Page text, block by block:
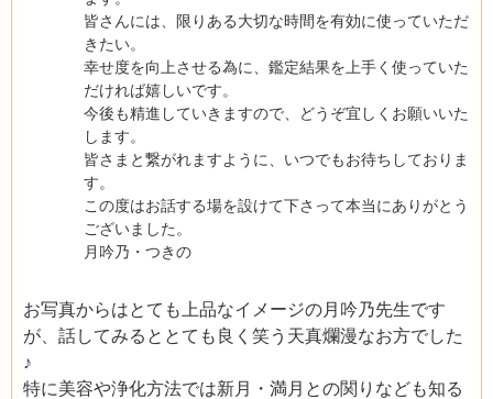
皆さんには、限りある大切な時間を有効に使っていただ
きたい。
幸せ度を向上させる為に、鑑定結果を上手く使っていた
だければ嬉しいです。
今後も精進していきますので、どうぞ宜しくお願いいた
します。
皆さまと繋がれますように、いつでもお待ちしておりま
す。
この度はお話する場を設けて下さって本当にありがとう
ございました。
月吟乃・つきの
お写真からはとても上品なイメージの月吟乃先生です
が、話してみるととても良く笑う天真爛漫なお方でした
♪
特に美容や浄化方法では新月・満月との関りなども知る